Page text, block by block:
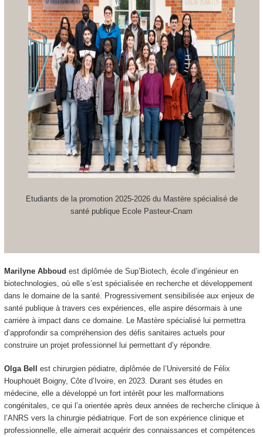
Etudiants de la promotion 2025-2026 du Mastère spécialisé de
santé publique Ecole Pasteur-Cnam
Marilyne Abboud est diplômée de Sup’Biotech, école d’ingénieur en
biotechnologies, où elle s’est spécialisée en recherche et développement
dans le domaine de la santé. Progressivement sensibilisée aux enjeux de
santé publique à travers ces expériences, elle aspire désormais à une
carrière à impact dans ce domaine. Le Mastère spécialisé lui permettra
d’approfondir sa compréhension des défis sanitaires actuels pour
construire un projet professionnel lui permettant d’y répondre.
Olga Bell
est chirurgien pédiatre, diplômée de l’Université de Félix
Houphouët Boigny, Côte d’Ivoire, en 2023. Durant ses études en
médecine, elle a développé un fort intérêt pour les malformations
congénitales, ce qui l’a orientée après deux années de recherche clinique à
l’ANRS vers la chirurgie pédiatrique. Fort de son expérience clinique et
professionnelle, elle aimerait acquérir des connaissances et compétences